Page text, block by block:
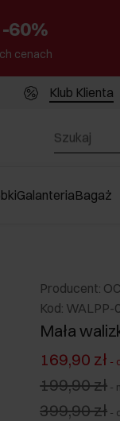
-60%
cenach
Klub Klienta
GalanteriaBagaż
Producent:
Kod:
Mała
169,90 zł -
199,90 zł -
399,90 zł -